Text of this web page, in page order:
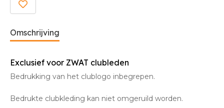
Omschrijving
Exclusief voor ZWAT clubleden
Bedrukking van het clublogo inbegrepen.
Bedrukte clubkleding kan niet omgeruild worden.